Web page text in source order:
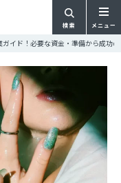
検索 メニュー
ガイド！必要な資金・準備から成功